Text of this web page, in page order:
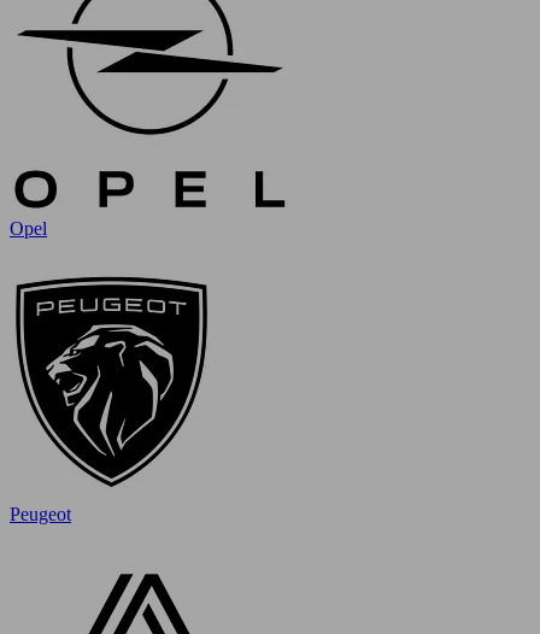
Opel
Peugeot